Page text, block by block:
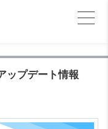
ップデート情報